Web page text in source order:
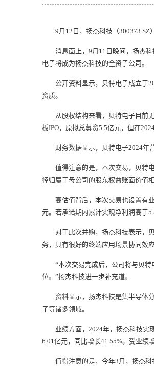
9月12日，扬杰科技（300373.SZ）
消息面上，9月11日晚间，扬杰科
电子将成为扬杰科技的全资子公司。
公开资料显示，贝特电子成立于
资质。
从股权结构来看，贝特电子目前无
板IPO，原拟总募资5.5亿元，但在
财务数据显示，贝特电子2024年营
值得注意的是，本次交易，贝特电
径归属于母公司的股东权益账面价值
高估值背后，本次交易也设置有业
元。若承诺期内累计实现净利润高于
对于此次并购，扬杰科技表示，贝
务，具有很好的终端应用场景协同效
“本次交易完成后，公司将与贝特
位。”扬杰科技进一步补充道。
资料显示，扬杰科技是集半导体分
子等诸多领域。
业绩方面，2024年，扬杰科技实现
6.01亿元，同比增长41.55%。受业绩
值得注意的是，今年3月，扬杰科